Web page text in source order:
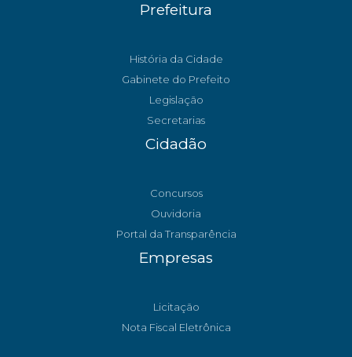
Prefeitura
História da Cidade
Gabinete do Prefeito
Legislação
Secretarias
Cidadão
Concursos
Ouvidoria
Portal da Transparência
Empresas
Licitação
Nota Fiscal Eletrônica